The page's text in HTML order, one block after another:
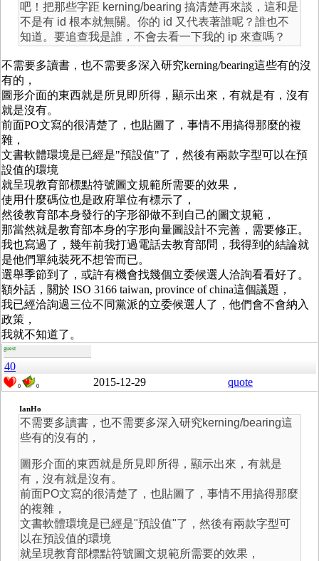
吧！把那些字距 kerning/bearing 搞清楚再來談，這和是
不是有 id 根本就無關。你的 id 又代表著誰呢？誰也不
知道。要追查我是誰，不會去看一下我的 ip 來查嗎？
不需要多讀書，也不需要多深入研究kerning/bearing這些有的沒
有的，
圖形介面的東西就是所見即所得，顯示出來，有就是有，沒有
就是沒有。
前面PO文寫的很清楚了，也貼圖了，事情不用搞得那麼的複
雜，
文書軟體環境是已經是"預設值"了，然後有兩款字型可以在預
設值的環境
就呈現教育部標點符號圖文規範所需要的效果，
使用什麼碼位也是政府單位有標示了，
然後教育部本身發行的字形卻做不到自己的圖文規範，
那當然就是教育部本身的字形向量圖設計不完善，需要修正。
我也寫過了，幾年前我打過電話去教育部問，我得到的結論就
是他們單純裝死不想管而已。
選舉季節到了，或許有機會找幾個立委候選人洽詢看看好了。
額外話，關於 ISO 3166 taiwan, province of china這個議題，
我已經洽詢過三位不同黨派的立委候選人了，他們會不會納入
政策，
我就不知道了。
guest
40
0 0 2015-12-29 quote
IanHo
不需要多讀書，也不需要多深入研究kerning/bearing這
些有的沒有的，
圖形介面的東西就是所見即所得，顯示出來，有就是
有，沒有就是沒有。
前面PO文寫的很清楚了，也貼圖了，事情不用搞得那麼
的複雜，
文書軟體環境是已經是"預設值"了，然後有兩款字型可
以在預設值的環境
就呈現教育部標點符號圖文規範所需要的效果，